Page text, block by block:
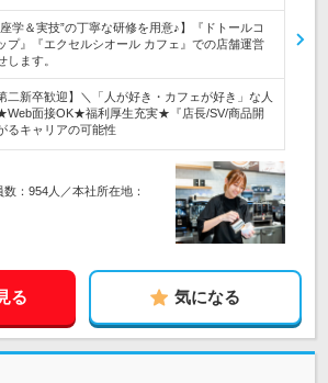
座学＆実技”の丁寧な研修を用意♪】『ドトールコ
プ』『エクセルシオール カフェ』での店舗運営
します。
二新卒歓迎】＼「人が好き・カフェが好き」な人
面接OK★福利厚生充実★『店長/SV/商品開
るキャリアの可能性
：954人／本社所在地：
る 気になる